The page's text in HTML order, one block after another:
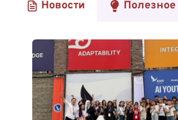
Новости Полезное